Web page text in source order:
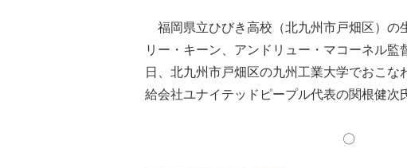
福岡県立ひびき高校（北九州市戸畑区）
リー・キーン、アンドリュー・マコーネル
日、北九州市戸畑区の九州工業大学でおこ
給会社ユナイテッドピープル代表の関根健次
〇